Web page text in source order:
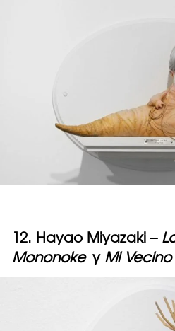
12. Hayao Miyazaki –
Mononoke y Mi Vecino